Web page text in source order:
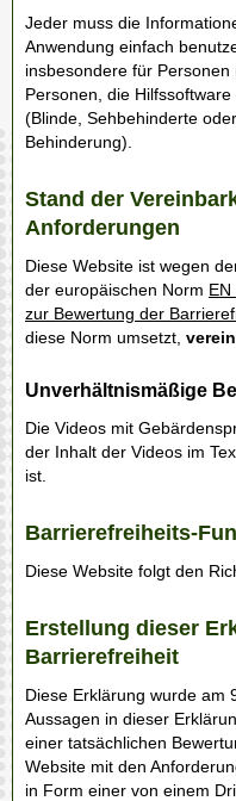
Jeder muss die
Anwendung einfach
insbesondere für
Personen, die
(Blinde, Sehbehinderte
Behinderung).
Stand der
Anforderungen
Diese Website ist wegen
der europäischen Norm
zur Bewertung der
diese Norm umsetzt,
Unverhältnismäßige
Die Videos mit
der Inhalt der Videos im
ist.
Barrierefreiheits-
Diese Website folgt den
Erstellung dieser
Barrierefreiheit
Diese Erklärung wurde am
Aussagen in dieser
einer tatsächlichen
Website mit den
in Form einer von einem